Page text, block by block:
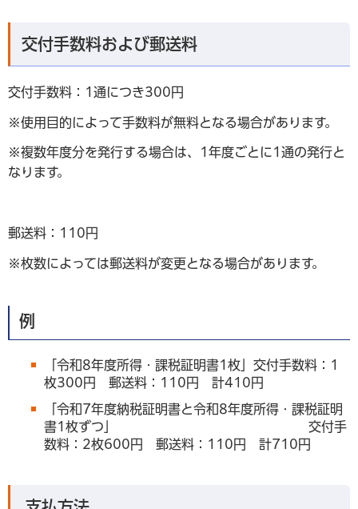
交付手数料および郵送料
交付手数料：1通につき300円
※使用目的によって手数料が無料となる場合があります。
※複数年度分を発行する場合は、1年度ごとに1通の発行と
なります。
郵送料：110円
※枚数によっては郵送料が変更となる場合があります。
例
「令和8年度所得・課税証明書1枚」交付手数料：1
枚300円 郵送料：110円 計410円
「令和7年度納税証明書と令和8年度所得・課税証明
書1枚ずつ」 交付手
数料：2枚600円 郵送料：110円 計710円